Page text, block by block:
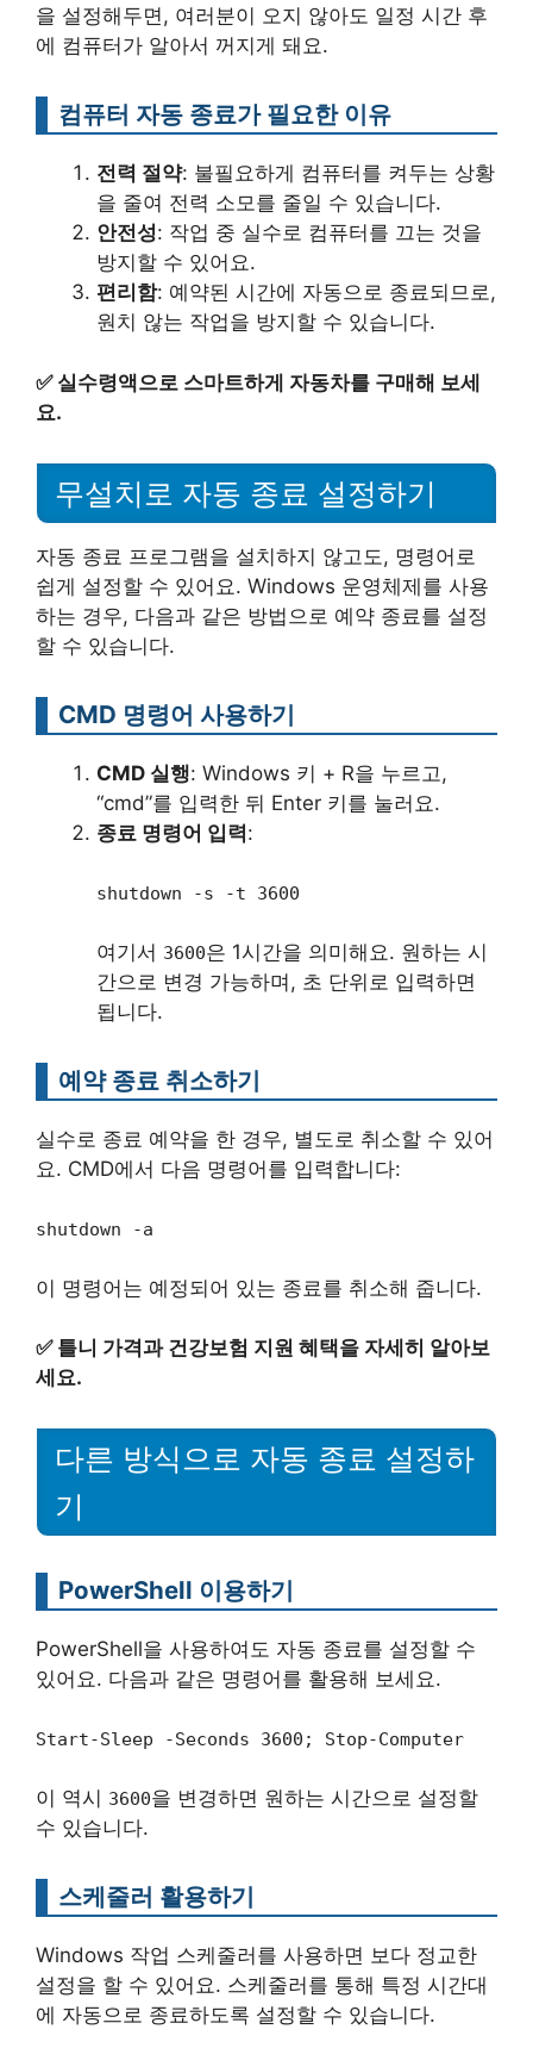
을 설정해두면, 여러분이 오지 않아도 일정 시간 후
에 컴퓨터가 알아서 꺼지게 돼요.
컴퓨터 자동 종료가 필요한 이유
전력 절약: 불필요하게 컴퓨터를 켜두는 상황
을 줄여 전력 소모를 줄일 수 있습니다.
안전성: 작업 중 실수로 컴퓨터를 끄는 것을
방지할 수 있어요.
편리함: 예약된 시간에 자동으로 종료되므로,
원치 않는 작업을 방지할 수 있습니다.
✅ 실수령액으로 스마트하게 자동차를 구매해 보세
요.
무설치로 자동 종료 설정하기
자동 종료 프로그램을 설치하지 않고도, 명령어로
쉽게 설정할 수 있어요. Windows 운영체제를 사용
하는 경우, 다음과 같은 방법으로 예약 종료를 설정
할 수 있습니다.
CMD 명령어 사용하기
CMD 실행: Windows 키 + R을 누르고,
“cmd”를 입력한 뒤 Enter 키를 눌러요.
종료 명령어 입력:
shutdown -s -t 3600
여기서 3600은 1시간을 의미해요. 원하는 시
간으로 변경 가능하며, 초 단위로 입력하면
됩니다.
예약 종료 취소하기
실수로 종료 예약을 한 경우, 별도로 취소할 수 있어
요. CMD에서 다음 명령어를 입력합니다:
shutdown -a
이 명령어는 예정되어 있는 종료를 취소해 줍니다.
✅ 틀니 가격과 건강보험 지원 혜택을 자세히 알아보
세요.
다른 방식으로 자동 종료 설정하
기
PowerShell 이용하기
PowerShell을 사용하여도 자동 종료를 설정할 수
있어요. 다음과 같은 명령어를 활용해 보세요.
Start-Sleep -Seconds 3600; Stop-Computer
이 역시 3600을 변경하면 원하는 시간으로 설정할
수 있습니다.
스케줄러 활용하기
Windows 작업 스케줄러를 사용하면 보다 정교한
설정을 할 수 있어요. 스케줄러를 통해 특정 시간대
에 자동으로 종료하도록 설정할 수 있습니다.